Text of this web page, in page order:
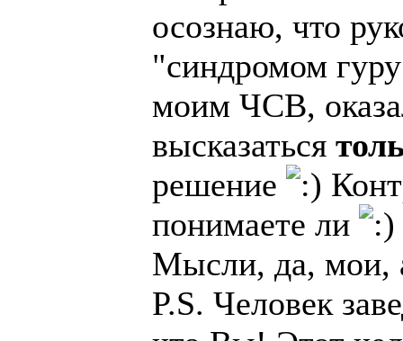
осознаю, что
"синдромом
моим ЧСВ,
высказаться
решение
понимаете ли
Мысли, да, мои,
P.S. Человек